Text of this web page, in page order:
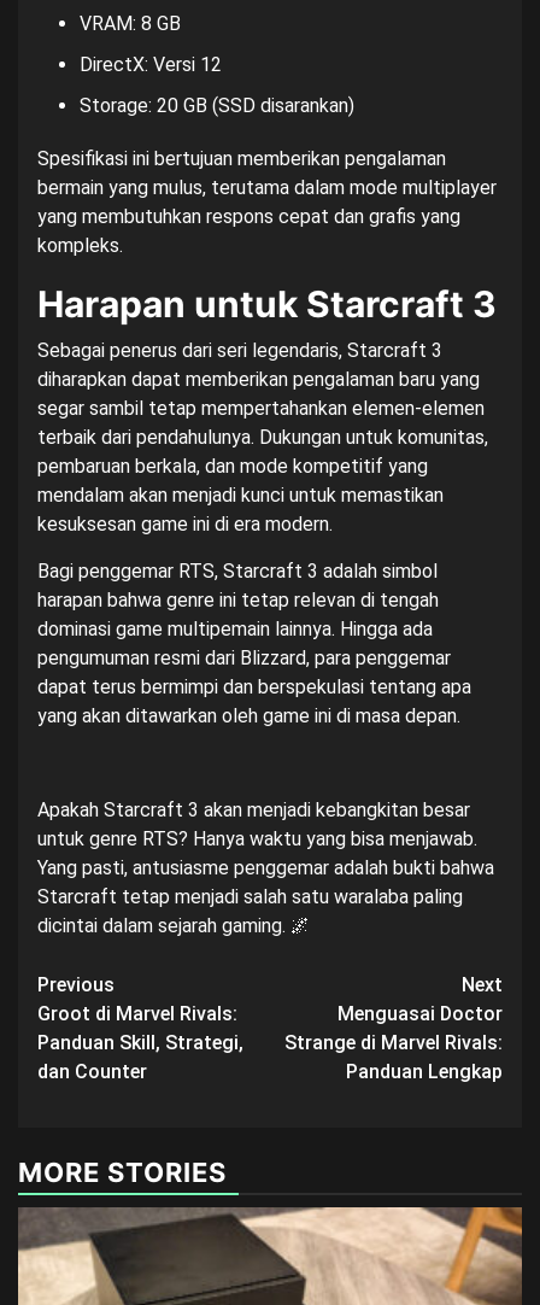
VRAM: 8 GB
DirectX: Versi 12
Storage: 20 GB (SSD disarankan)
Spesifikasi ini bertujuan memberikan pengalaman
bermain yang mulus, terutama dalam mode multiplayer
yang membutuhkan respons cepat dan grafis yang
kompleks.
Harapan untuk Starcraft 3
Sebagai penerus dari seri legendaris, Starcraft 3
diharapkan dapat memberikan pengalaman baru yang
segar sambil tetap mempertahankan elemen-elemen
terbaik dari pendahulunya. Dukungan untuk komunitas,
pembaruan berkala, dan mode kompetitif yang
mendalam akan menjadi kunci untuk memastikan
kesuksesan game ini di era modern.
Bagi penggemar RTS, Starcraft 3 adalah simbol
harapan bahwa genre ini tetap relevan di tengah
dominasi game multipemain lainnya. Hingga ada
pengumuman resmi dari Blizzard, para penggemar
dapat terus bermimpi dan berspekulasi tentang apa
yang akan ditawarkan oleh game ini di masa depan.
Apakah Starcraft 3 akan menjadi kebangkitan besar
untuk genre RTS? Hanya waktu yang bisa menjawab.
Yang pasti, antusiasme penggemar adalah bukti bahwa
Starcraft tetap menjadi salah satu waralaba paling
dicintai dalam sejarah gaming. 🌌
Post
navigation
Previous
Groot di Marvel Rivals:
Panduan Skill, Strategi,
dan Counter
Next
Menguasai Doctor
Strange di Marvel Rivals:
Panduan Lengkap
MORE STORIES